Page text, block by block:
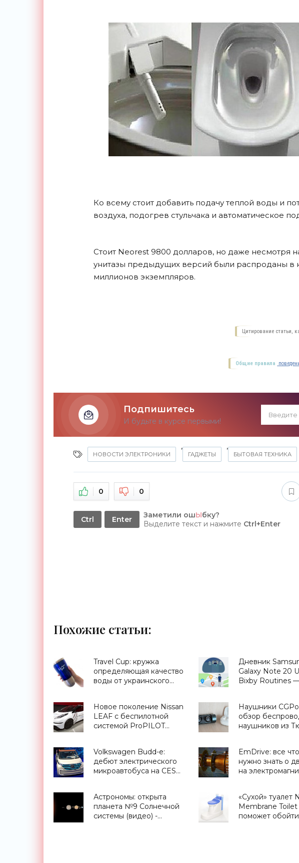
Ко всему стоит добавить подачу теплой воды и
воздуха, подогрев стульчака и автоматическое
Стоит Neorest 9800 долларов, но даже несмотря
унитазы предыдущих версий были распроданы в
миллионов экземпляров.
Цитирование статьи,
Общие правила
Подпишитесь
И будьте в курсе первыми!
НОВОСТИ ЭЛЕКТРОНИКИ
,
ГАДЖЕТЫ
,
БЫТОВАЯ ТЕХНИКА
0 0
Ctrl Enter Заметили ошЫбку?
Выделите текст и нажмите Ctrl+Enter
Похожие статьи:
Travel Cup: кружка
определяющая качество
воды от украинского
Дневник
Galaxy Note 20
Bixby Routines
будущее -
Новое поколение Nissan
LEAF с беспилотной
системой ProPILOT
Наушники
обзор
наушников из
Volkswagen Budd-e:
дебют электрического
микроавтобуса на CES
EmDrive: все
нужно знать о
на
Астрономы: открыта
планета №9 Солнечной
системы (видео) -
«Сухой» туалет
Membrane Toilet
поможет